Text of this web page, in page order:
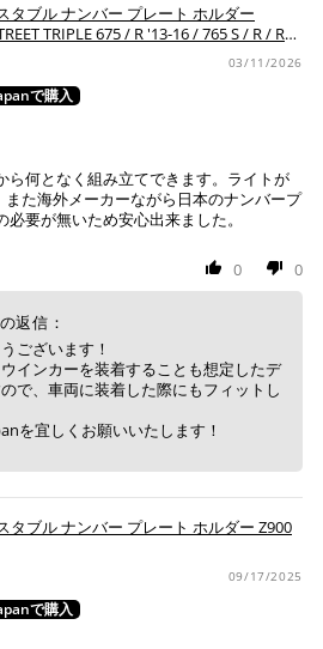
決済アカウントからご希望のお支払
、クリックするだけで簡単に支払い
PayPay、Apple Payの利用登録が
決済)
払い頂けます。
、商品を手配させて頂きます。
、レジにてお支払いください。
日より7日以内とさせて頂いてお
みとなります。
タブル ナンバー プレート ホルダー
TRIPLE 675 / R '13-16 / 765 S / R / RS
03/11/2026
ら何となく組み立てできます。ライトが
また海外メーカーながら日本のナンバープ
要が無いため安心出来ました。
0 0
の返信：
ございます！
インカーを装着することも想定したデ
で、車両に装着した際にもフィットし
を宜しくお願いいたします！
タブル ナンバー プレート ホルダー Z900
09/17/2025